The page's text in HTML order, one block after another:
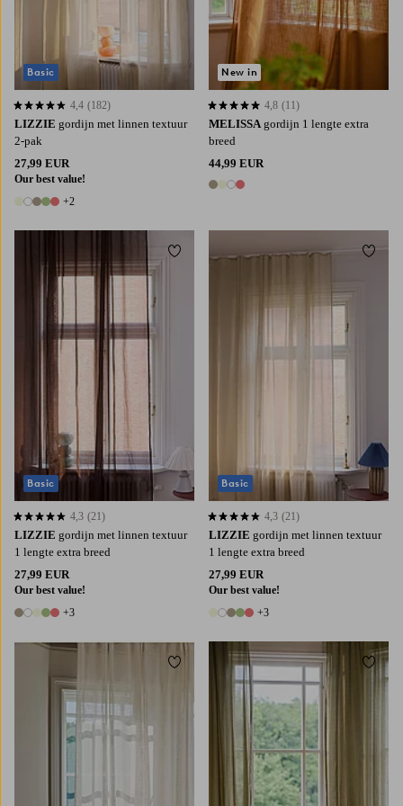
LIZZIE gordijn met linnen textuur
2-pak
27,99 EUR
Our best value!
7 kleuren
+2
4,4 op basis van 182 beoordelingen
4,4 (182)
Basic
MELISSA gordijn 1 lengte extra
breed
44,99 EUR
4 kleuren
4,8 op basis van 11 beoordelingen
4,8 (11)
New in
LIZZIE gordijn met linnen textuur
1 lengte extra breed
27,99 EUR
Our best value!
8 kleuren
+3
4,3 op basis van 21 beoordelingen
4,3 (21)
Basic
Toevoegen aan favorieten
LIZZIE gordijn met linnen textuur
1 lengte extra breed
27,99 EUR
Our best value!
8 kleuren
+3
4,3 op basis van 21 beoordelingen
4,3 (21)
Basic
Toevoegen aan favorieten
300